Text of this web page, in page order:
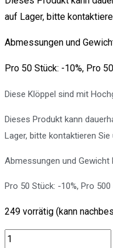
auf Lager, bitte
Abmessungen und
Pro 50 Stück: -10%, Pro
Diese Klöppel sind mit
Dieses Produkt kann
Lager, bitte kontaktieren Sie
Abmessungen und Gewicht
Pro 50 Stück: -10%, Pro 500
249 vorrätig (kann
ZWK.